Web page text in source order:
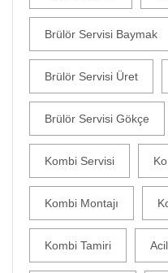
Brülör Servisi Baymak
Brülör Servisi Üret
Brülör Servisi Gökçe
Kombi Servisi
Kombi Montajı
Kombi Tamiri